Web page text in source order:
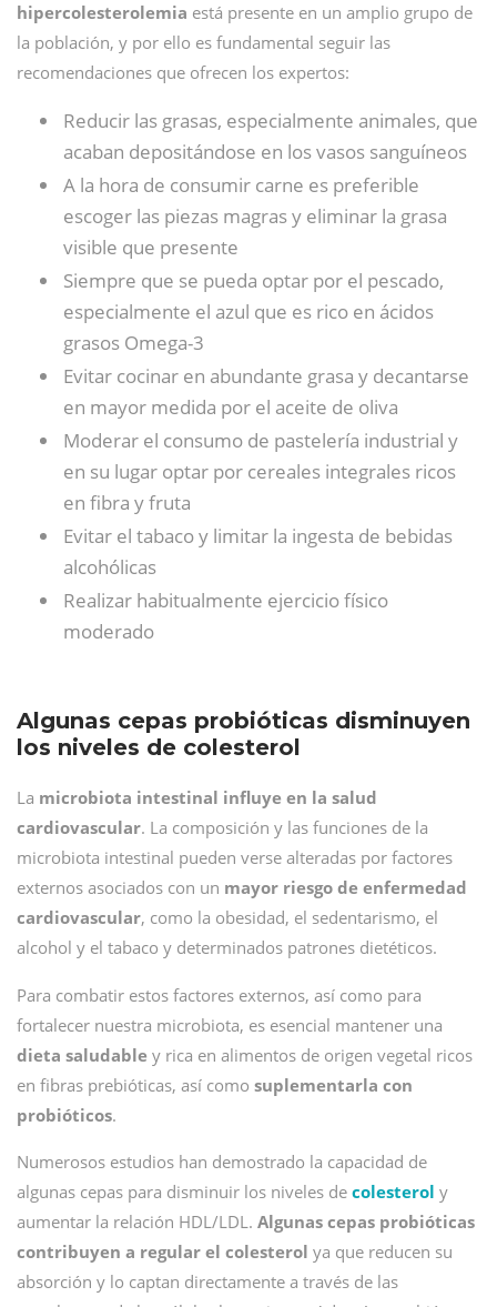
hipercolesterolemia está presente en un amplio grupo de
la población, y por ello es fundamental seguir las
recomendaciones que ofrecen los expertos:
Reducir las grasas, especialmente animales, que
acaban depositándose en los vasos sanguíneos
A la hora de consumir carne es preferible
escoger las piezas magras y eliminar la grasa
visible que presente
Siempre que se pueda optar por el pescado,
especialmente el azul que es rico en ácidos
grasos Omega-3
Evitar cocinar en abundante grasa y decantarse
en mayor medida por el aceite de oliva
Moderar el consumo de pastelería industrial y
en su lugar optar por cereales integrales ricos
en fibra y fruta
Evitar el tabaco y limitar la ingesta de bebidas
alcohólicas
Realizar habitualmente ejercicio físico
moderado
Algunas cepas probióticas disminuyen
los niveles de colesterol
La microbiota intestinal influye en la salud
cardiovascular. La composición y las funciones de la
microbiota intestinal pueden verse alteradas por factores
externos asociados con un mayor riesgo de enfermedad
cardiovascular, como la obesidad, el sedentarismo, el
alcohol y el tabaco y determinados patrones dietéticos.
Para combatir estos factores externos, así como para
fortalecer nuestra microbiota, es esencial mantener una
dieta saludable y rica en alimentos de origen vegetal ricos
en fibras prebióticas, así como suplementarla con
probióticos.
Numerosos estudios han demostrado la capacidad de
algunas cepas para disminuir los niveles de colesterol y
aumentar la relación HDL/LDL. Algunas cepas probióticas
contribuyen a regular el colesterol ya que reducen su
absorción y lo captan directamente a través de las